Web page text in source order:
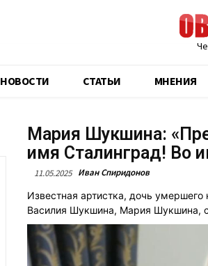
НОВОСТИ CТАТЬИ МНЕНИЯ
Мария Шукшина:
имя Сталинград! Во
11.05.2025 Иван Спиридонов
Известная артистка, дочь
Василия Шукшина, Мария Шукшина,